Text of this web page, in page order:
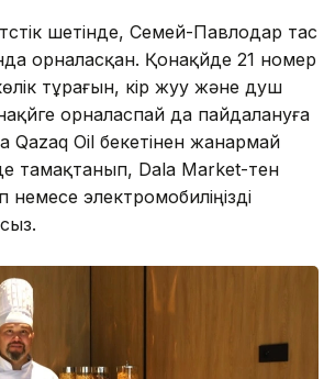
шетінде, Семей-Павлодар тас
орналасқан. Қонақүйде 21 номер
көлік тұрағын, кір жуу және душ
орналаспай да пайдалануға
Qazaq Oil бекетінен жанармай
тамақтанып, Dala Market-тен
немесе электромобиліңізді